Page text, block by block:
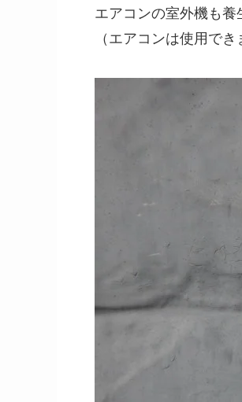
エアコンの室外機も養
（エアコンは使用でき